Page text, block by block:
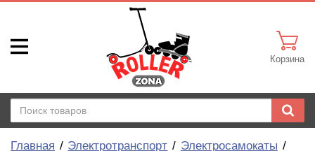
Корзина
Главная Электротранспорт Электросамокаты